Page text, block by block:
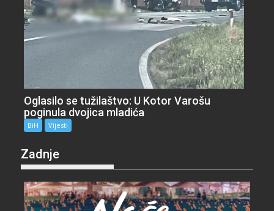
Oglasilo se tužilaštvo: U Kotor Varošu
poginula dvojica mladića
BiH Vijesti
Zadnje